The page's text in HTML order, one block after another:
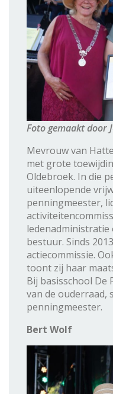
Foto gemaakt door
Mevrouw van
met grote
Oldebroek. In die
uiteenlopende
penningmeester,
bestuur. Sinds
actiecommissie.
toont zij haar
Bij basisschool De
van de ouderraad,
penningmeester.
Bert Wolf